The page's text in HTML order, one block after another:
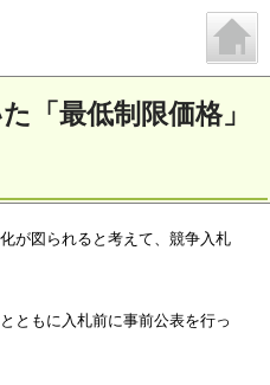
「最低制限価格」
が図られると考えて、競争入札
ともに入札前に事前公表を行っ